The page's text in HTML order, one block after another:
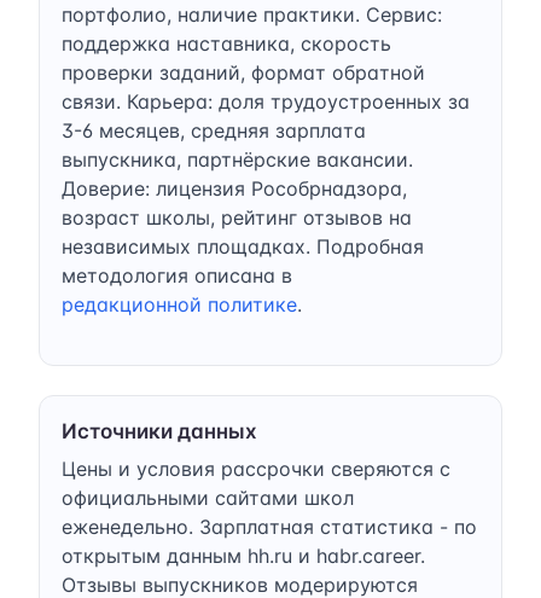
портфолио, наличие практики. Сервис:
поддержка наставника, скорость
проверки заданий, формат обратной
связи. Карьера: доля трудоустроенных за
3-6 месяцев, средняя зарплата
выпускника, партнёрские вакансии.
Доверие: лицензия Рособрнадзора,
возраст школы, рейтинг отзывов на
независимых площадках. Подробная
методология описана в
редакционной политике.
Источники данных
Цены и условия рассрочки сверяются с
официальными сайтами школ
еженедельно. Зарплатная статистика - по
открытым данным hh.ru и habr.career.
Отзывы выпускников модерируются